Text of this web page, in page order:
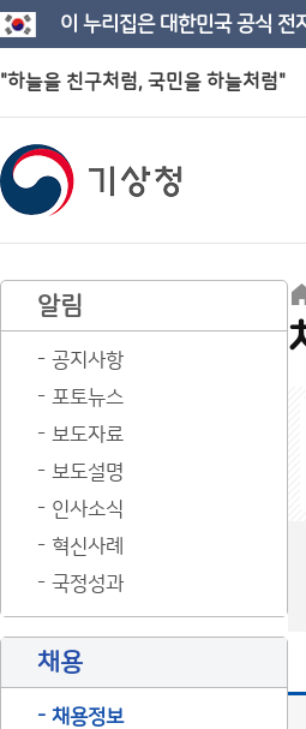
이 누리집은 대한민국 공식 전
"하늘을 친구처럼, 국민을 하늘처럼"
알림
공지사항
포토뉴스
보도자료
보도설명
인사소식
혁신사례
국정성과
채용
채용정보